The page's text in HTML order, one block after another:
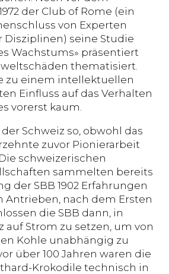
der Club of Rome (ein
von Experten
Disziplinen) seine Studie
Wachstums» präsentiert
thematisiert.
zu einem intellektuellen
Einfluss auf das Verhalten
vorerst kaum.
Schweiz so, obwohl das
zuvor Pionierarbeit
schweizerischen
sammelten bereits
der SBB 1902 Erfahrungen
Antrieben, nach dem Ersten
die SBB dann, in
auf Strom zu setzen, um von
Kohle unabhängig zu
über 100 Jahren waren die
Krokodile technisch in